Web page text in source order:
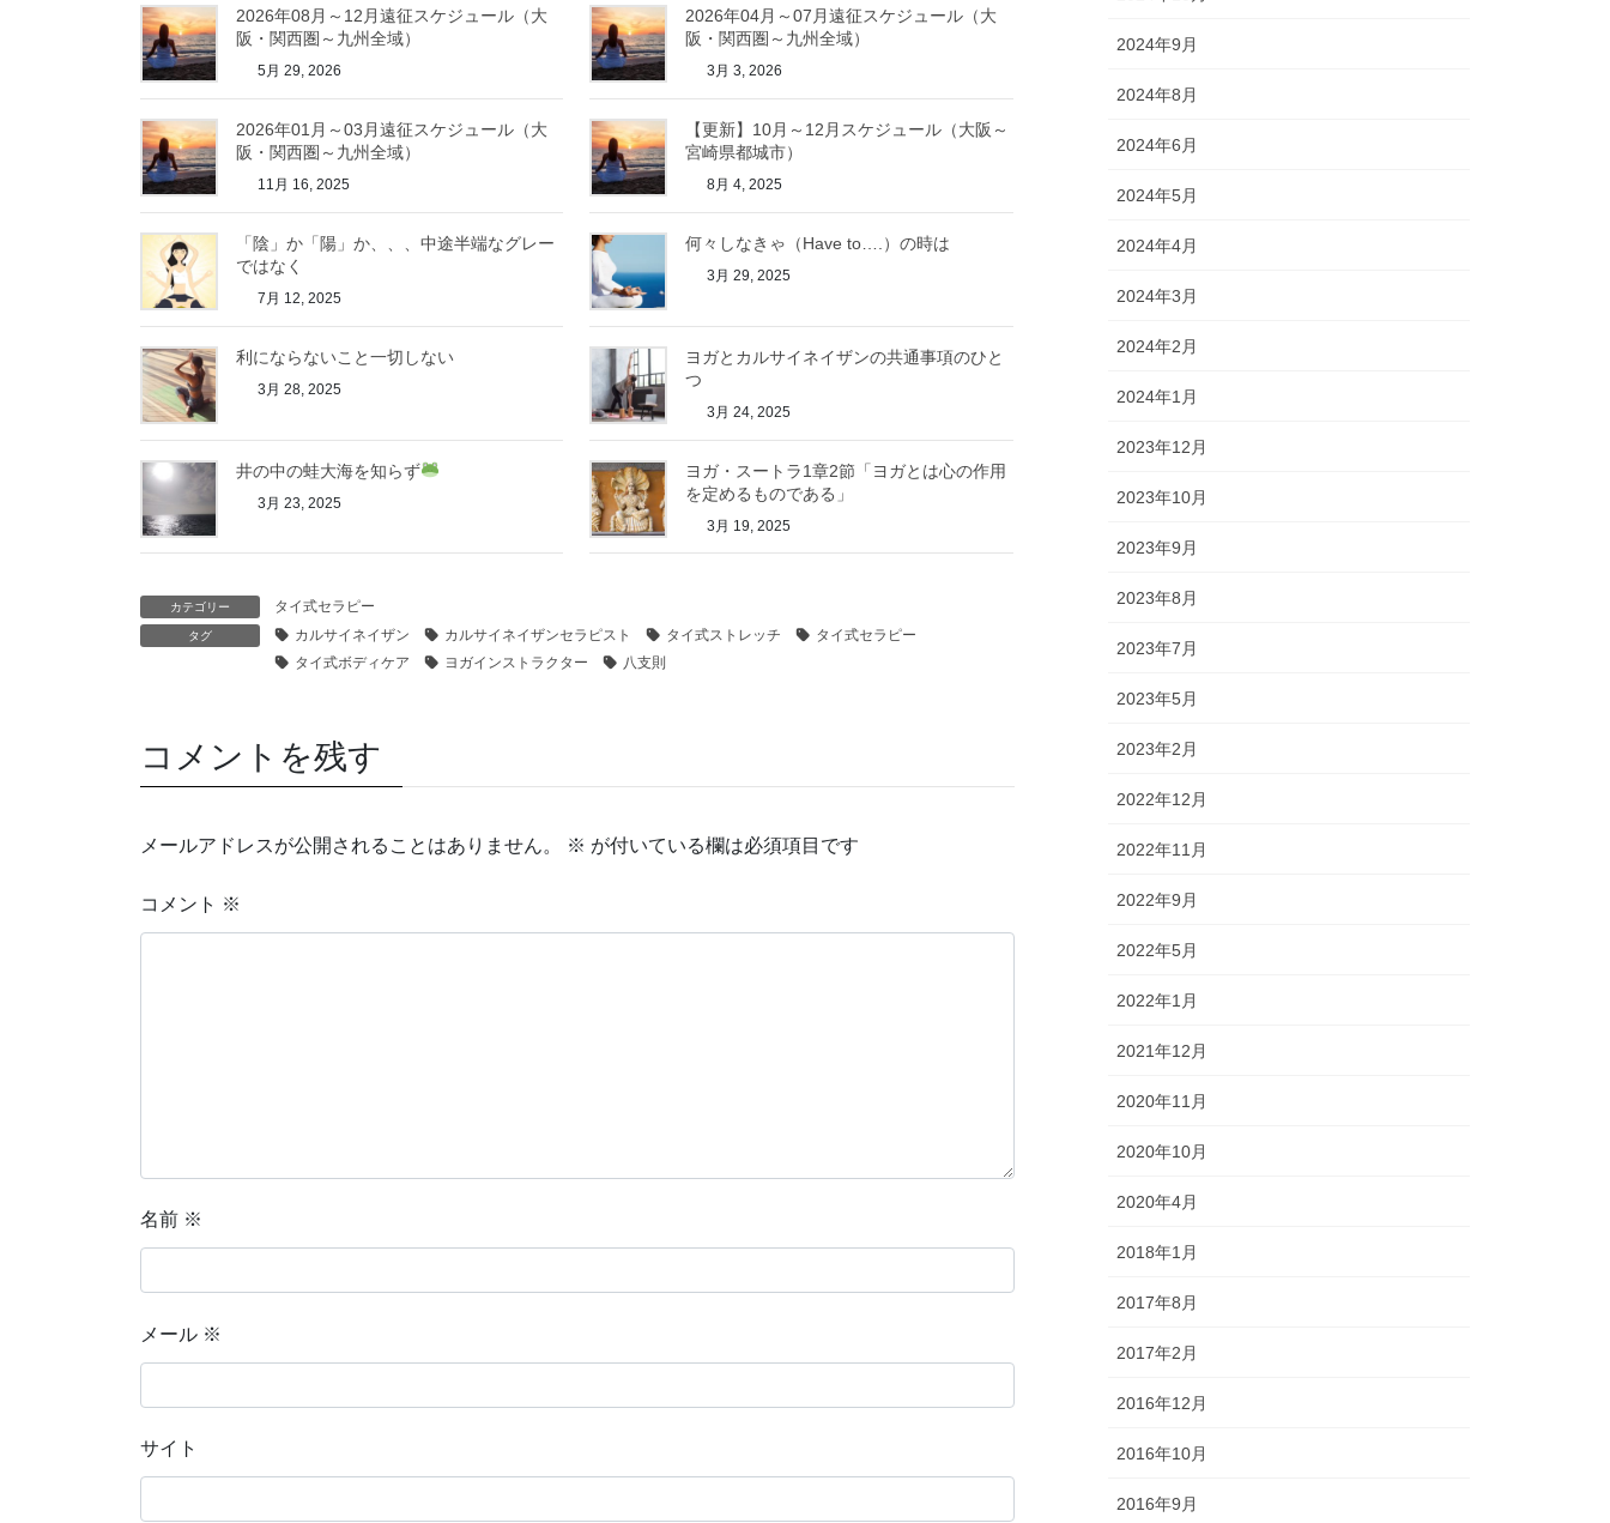
2026年08月～12月遠征スケジュール（大
阪・関西圏～九州全域）
5月 29, 2026
2026年04月～07月遠征スケジュール（大
阪・関西圏～九州全域）
3月 3, 2026
2026年01月～03月遠征スケジュール（大
阪・関西圏～九州全域）
11月 16, 2025
【更新】10月～12月スケジュール（大阪～
宮崎県都城市）
8月 4, 2025
「陰」か「陽」か、、、中途半端なグレー
ではなく
7月 12, 2025
何々しなきゃ（Have to….）の時は
3月 29, 2025
利にならないこと一切しない
3月 28, 2025
ヨガとカルサイネイザンの共通事項のひと
つ
3月 24, 2025
井の中の蛙大海を知らず
3月 23, 2025
ヨガ・スートラ1章2節「ヨガとは心の作用
を定めるものである」
3月 19, 2025
カテゴリー タイ式セラピー
タグ カルサイネイザン カルサイネイザンセラピスト タイ式ストレッチ
タイ式セラピー
タイ式ボディケア
ヨガインストラクター 八支則
コメントを残す
メールアドレスが公開されることはありません。 ※ が付いている欄は必須項目です
コメント ※
名前 ※
メール ※
サイト
2024年9月
2024年8月
2024年6月
2024年5月
2024年4月
2024年3月
2024年2月
2024年1月
2023年12月
2023年10月
2023年9月
2023年8月
2023年7月
2023年5月
2023年2月
2022年12月
2022年11月
2022年9月
2022年5月
2022年1月
2021年12月
2020年11月
2020年10月
2020年4月
2018年1月
2017年8月
2017年2月
2016年12月
2016年10月
2016年9月